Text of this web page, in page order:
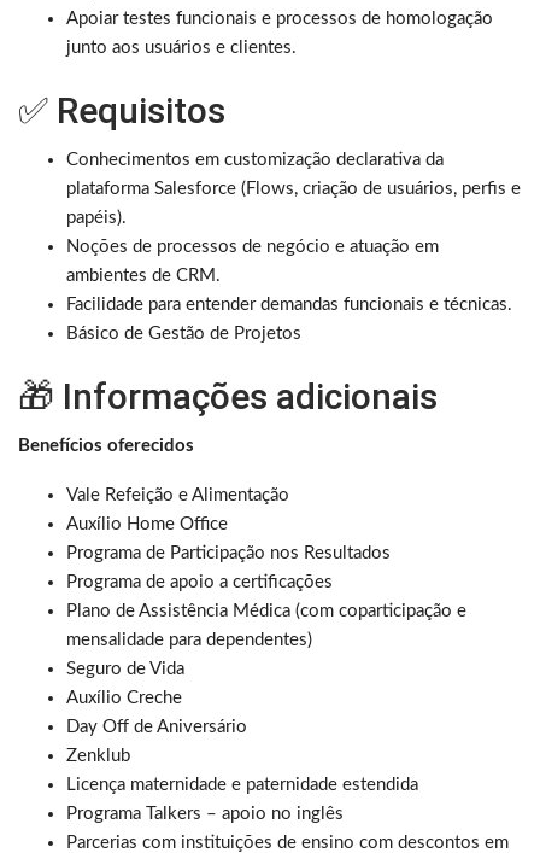
Apoiar testes funcionais e processos de homologação
junto aos usuários e clientes.
✅ Requisitos
Conhecimentos em customização declarativa da
plataforma Salesforce (Flows, criação de usuários, perfis e
papéis).
Noções de processos de negócio e atuação em
ambientes de CRM.
Facilidade para entender demandas funcionais e técnicas.
Básico de Gestão de Projetos
🎁 Informações adicionais
Benefícios oferecidos
Vale Refeição e Alimentação
Auxílio Home Office
Programa de Participação nos Resultados
Programa de apoio a certificações
Plano de Assistência Médica (com coparticipação e
mensalidade para dependentes)
Seguro de Vida
Auxílio Creche
Day Off de Aniversário
Zenklub
Licença maternidade e paternidade estendida
Programa Talkers – apoio no inglês
Parcerias com instituições de ensino com descontos em